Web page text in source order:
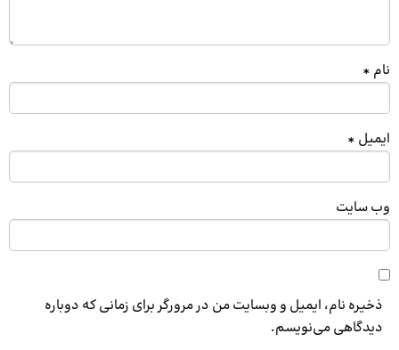
نام *
ایمیل *
وب‌ سایت
ذخیره نام، ایمیل و وبسایت من در مرورگر برای زمانی که دوباره
دیدگاهی می‌نویسم.